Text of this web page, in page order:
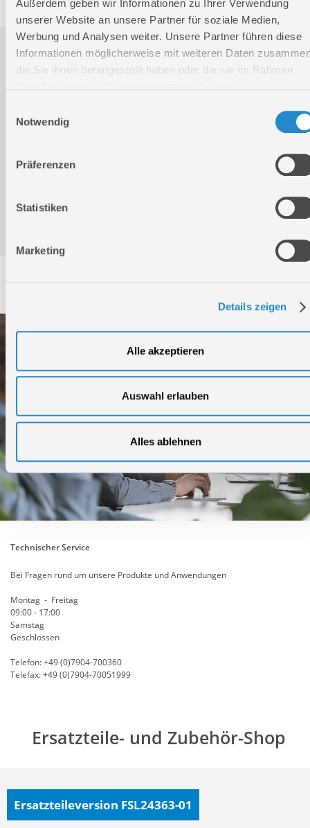
Außerdem geben wir Informationen zu Ihrer Verwendung
unserer Website an unsere Partner für soziale Medien,
Werbung und Analysen weiter. Unsere Partner führen diese
Informationen möglicherweise mit weiteren Daten
die Sie ihnen bereitgestellt haben oder die sie im Rahmen
Notwendig
Präferenzen
Statistiken
Marketing
Details zeigen
Alle akzeptieren
Auswahl erlauben
Alles ablehnen
Downloads
Bedienungsanleitung / Warn-und Sicherheitshinweise
Technischer Service
Bei Fragen rund um unsere Produkte und Anwendungen
Montag - Freitag
09:00 - 17:00
Samstag
Geschlossen
Telefon: +49 (0)7904-700360
Telefax: +49 (0)7904-70051999
Ersatzteile- und Zubehör-Shop
Ersatzteileversion FSL24363-01